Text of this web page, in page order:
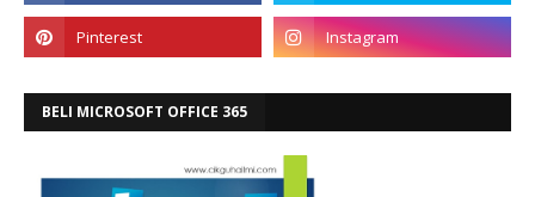
BELI MICROSOFT OFFICE 365